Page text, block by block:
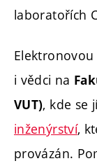
laboratořích
i vědci na
VUT), kde se
inženýrství,
provázán.